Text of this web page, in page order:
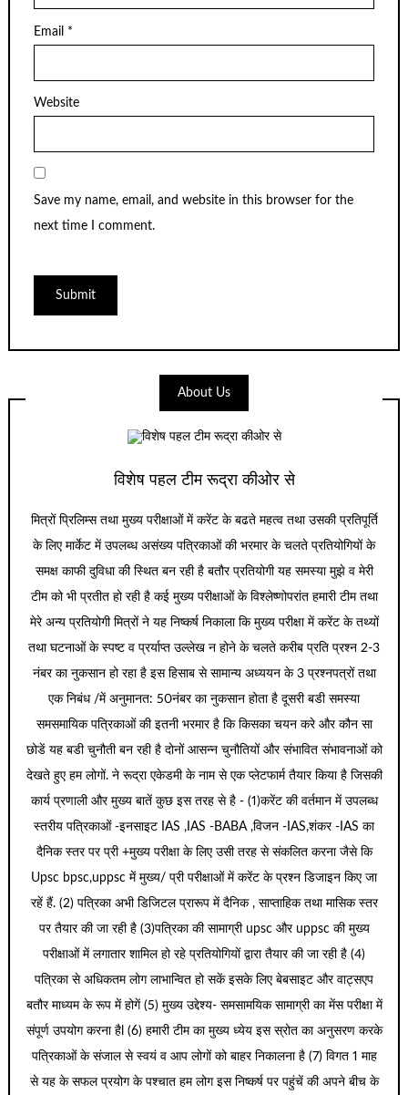
Email *
Website
Save my name, email, and website in this browser for the
next time I comment.
About Us
विशेष पहल टीम रूद्रा कीओर से
मित्रों प्रिलिम्स तथा मुख्य परीक्षाओं में करेंट के बढते महत्व तथा उसकी प्रतिपूर्ति
के लिए मार्केट में उपलब्ध असंख्य पत्रिकाओं की भरमार के चलते प्रतियोगियों के
समक्ष काफी दुविधा की स्थित बन रही है बतौर प्रतियोगी यह समस्या मुझे व मेरी
टीम को भी प्रतीत हो रही है कई मुख्य परीक्षाओं के विश्लेष्णोपरांत हमारी टीम तथा
मेरे अन्य प्रतियोगी मित्रों ने यह निष्कर्ष निकाला कि मुख्य परीक्षा में करेंट के तथ्यों
तथा घटनाओं के स्पष्ट व प्रर्याप्त उल्लेख न होने के चलते करीब प्रति प्रश्न 2-3
नंबर का नुकसान हो रहा है इस हिसाब से सामान्य अध्ययन के 3 प्रश्नपत्रों तथा
एक निबंध /में अनुमानत: 50नंबर का नुकसान होता है दूसरी बडी समस्या
समसमायिक पत्रिकाओं की इतनी भरमार है कि किसका चयन करे और कौन सा
छोडें यह बडी चुनौती बन रही है दोनों आसन्न चुनौतियों और संभावित संभावनाओं को
देखते हुए हम लोगों. ने रूद्रा एकेडमी के नाम से एक प्लेटफार्म तैयार किया है जिसकी
कार्य प्रणाली और मुख्य बातें कुछ इस तरह से है - (1)करेंट की वर्तमान में उपलब्ध
स्तरीय पत्रिकाओं -इनसाइट IAS ,IAS -BABA ,विजन -IAS,शंकर -IAS का
दैनिक स्तर पर प्री +मुख्य परीक्षा के लिए उसी तरह से संकलित करना जैसे कि
Upsc bpsc,uppsc में मुख्य/ प्री परीक्षाओं में करेंट के प्रश्न डिजाइन किए जा
रहें हैं. (2) पत्रिका अभी डिजिटल प्रारूप में दैनिक , साप्ताहिक तथा मासिक स्तर
पर तैयार की जा रही है (3)पत्रिका की सामाग्री upsc और uppsc की मुख्य
परीक्षाओं में लगातार शामिल हो रहे प्रतियोगियों द्वारा तैयार की जा रही है (4)
पत्रिका से अधिकतम लोग लाभान्वित हो सकें इसके लिए बेबसाइट और वाट्सएप
बतौर माध्यम के रूप में होगें (5) मुख्य उद्देश्य- समसामयिक सामाग्री का मेंस परीक्षा में
संपूर्ण उपयोग करना हैl (6) हमारी टीम का मुख्य ध्येय इस स्रोत का अनुसरण करके
पत्रिकाओं के संजाल से स्वयं व आप लोगों को बाहर निकालना है (7) विगत 1 माह
से यह के सफल प्रयोग के पश्चात हम लोग इस निष्कर्ष पर पहुंचें की अपने बीच के